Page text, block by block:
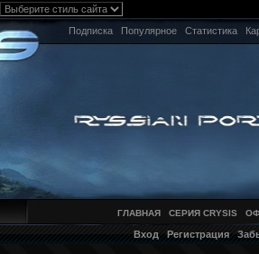
Подписка Популярное Статистика
ГЛАВНАЯ СЕРИЯ CRYSIS
Вход Регистрация